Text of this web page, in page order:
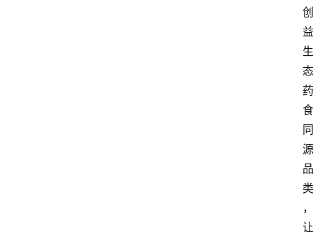
创
益
生
态
药
食
同
源
品
类
，
让